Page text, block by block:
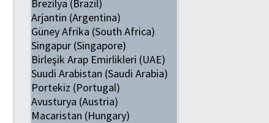
Brezilya (Brazil)
Arjantin (Argentina)
Güney Afrika (South Africa)
Singapur (Singapore)
Birleşik Arap Emirlikleri (UAE)
Suudi Arabistan (Saudi Arabia)
Portekiz (Portugal)
Avusturya (Austria)
Macaristan (Hungary)